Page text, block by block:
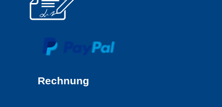
Rechnung